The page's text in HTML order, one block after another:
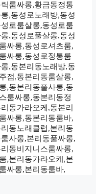
룸싸롱,황금동정통
,동성로노래방,동성
로룸살롱,동성로룸
,동성로풀살롱,동성
싸롱,동성로셔츠룸,
싸롱,동성로정통룸
,동본리동노래방,동
점,동본리동룸살롱,
,동본리동풀사롱,동
룸싸롱,동본리동정
동가라오케,동본리
싸롱,동본리동룸바,
동노래클럽,본리동
사롱,본리동풀싸롱,
동비지니스룸싸롱,
,본리동가라오케,본
싸롱,본리동룸바,